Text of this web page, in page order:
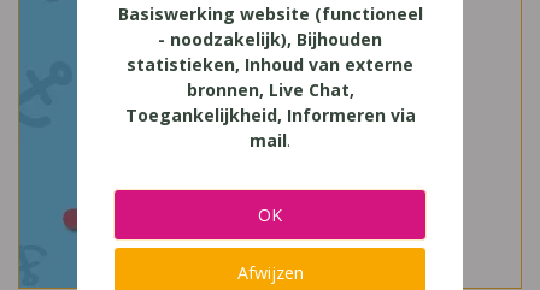
Basiswerking website (functioneel
- noodzakelijk), Bijhouden
statistieken, Inhoud van externe
bronnen, Live Chat,
Toegankelijkheid, Informeren via
mail.
OK
Afwijzen